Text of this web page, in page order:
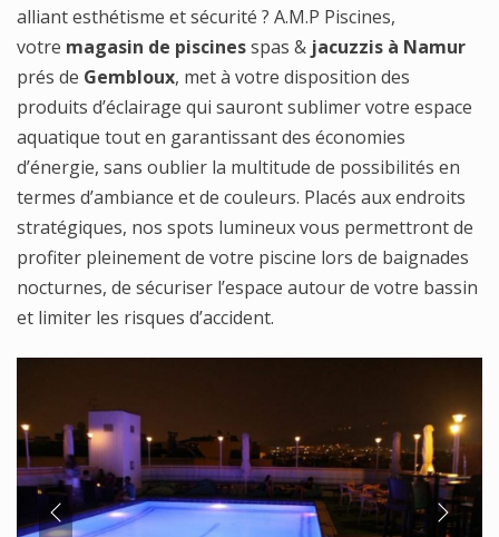
alliant esthétisme et sécurité ? A.M.P Piscines,
votre magasin de piscinesspas & jacuzzis à Namur
prés de Gembloux, met à votre disposition des
produits d’éclairage qui sauront sublimer votre espace
aquatique tout en garantissant des économies
d’énergie, sans oublier la multitude de possibilités en
termes d’ambiance et de couleurs. Placés aux endroits
stratégiques, nos spots lumineux vous permettront de
profiter pleinement de votre piscine lors de baignades
nocturnes, de sécuriser l’espace autour de votre bassin
et limiter les risques d’accident.